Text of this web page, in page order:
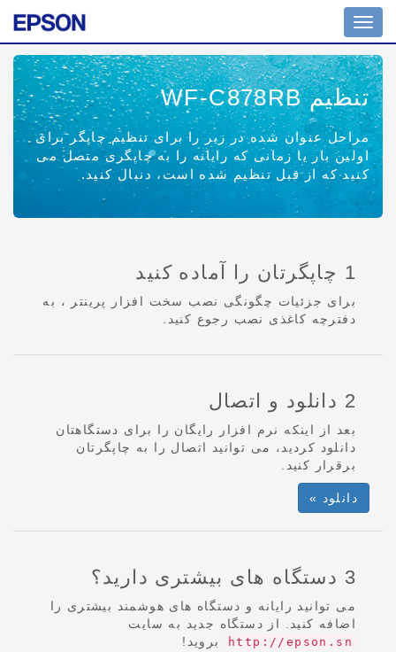
Toggle
navigation
تنظیم WF-C878RB
مراحل عنوان شده در زیر را برای تنظیم چاپگر برای
اولین بار یا زمانی که رایانه را به چاپگری متصل می
کنید که از قبل تنظیم شده است، دنبال کنید.
1 چاپگرتان را آماده کنید
برای جزئیات چگونگی نصب سخت افزار پرینتر ، به
دفترچه کاغذی نصب رجوع کنید.
2 دانلود و اتصال
بعد از اینکه نرم افزار رایگان را برای دستگاهتان
دانلود کردید، می توانید اتصال را به چاپگرتان
برقرار کنید.
دانلود »
3 دستگاه های بیشتری دارید؟
می توانید رایانه و دستگاه های هوشمند بیشتری را
اضافه کنید. از دستگاه جدید به سایت
http://epson.sn بروید!